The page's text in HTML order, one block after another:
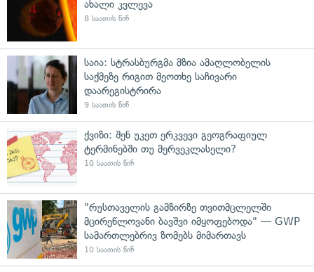
ახალი კვლევა
8 საათის წინ
საია: სტრასბურგმა მზია ამაღლობელის
საქმეზე რიგით მეოთხე საჩივარი
დაარეგისტრირა
9 საათის წინ
ქვიზი: შენ უკეთ ერკვევი გეოგრაფიულ
ტერმინებში თუ მერვეკლასელი?
10 საათის წინ
"რუსთაველის გამზირზე თვითმცლელში
მცირეწლოვანი ბავშვი იმყოფებოდა" — GWP
სამართლებრივ ზომებს მიმართავს
10 საათის წინ